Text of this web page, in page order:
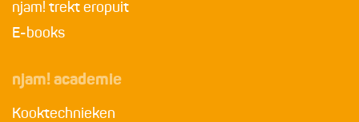
njam! trekt eropuit
E-books
njam! academie
Kooktechnieken